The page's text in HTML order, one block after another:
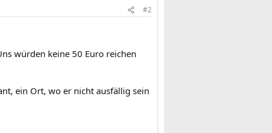
#2
würden keine 50 Euro reichen
ein Ort, wo er nicht ausfällig sein